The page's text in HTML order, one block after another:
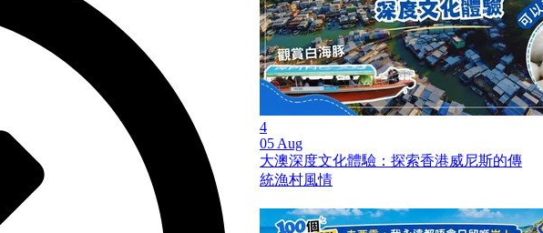
4
05 Aug
大澳深度文化體驗：探索香港威尼斯的傳
統漁村風情